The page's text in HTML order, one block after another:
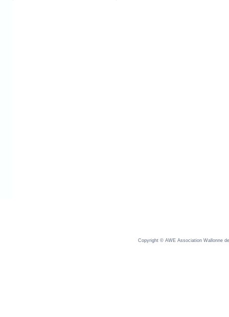
Copyright © AWE Association Wallonne